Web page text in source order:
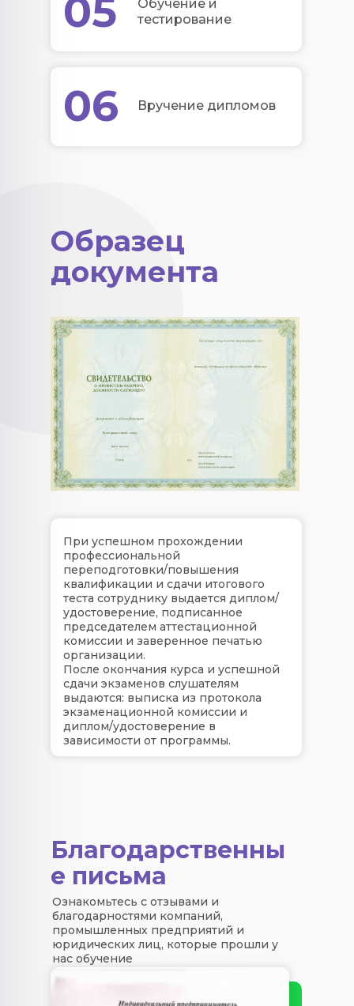
05
06
Обучение и
тестирование
Вручение дипломов
Образец
документа
При успешном прохождении
профессиональной
переподготовки/повышения
квалификации и сдачи итогового
теста сотруднику выдается диплом/
удостоверение, подписанное
председателем аттестационной
комиссии и заверенное печатью
организации.
После окончания курса и успешной
сдачи экзаменов слушателям
выдаются: выписка из протокола
экзаменационной комиссии и
диплом/удостоверение в
зависимости от программы.
Благодарственны
е письма
Ознакомьтесь с отзывами и
благодарностями компаний,
промышленных предприятий и
юридических лиц, которые прошли у
нас обучение